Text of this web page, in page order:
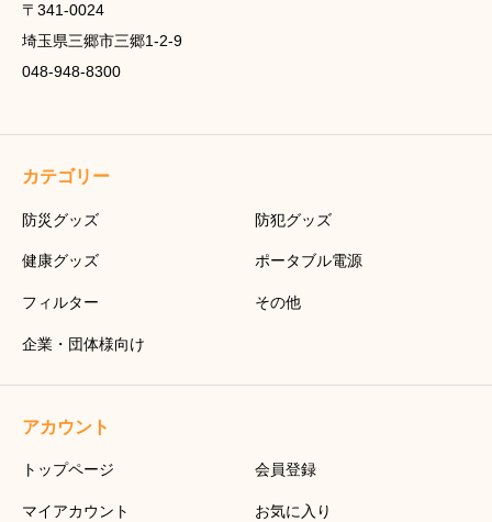
〒341-0024
埼玉県三郷市三郷1-2-9
048-948-8300
カテゴリー
防災グッズ 防犯グッズ
健康グッズ ポータブル電源
フィルター その他
企業・団体様向け
アカウント
トップページ 会員登録
マイアカウント お気に入り